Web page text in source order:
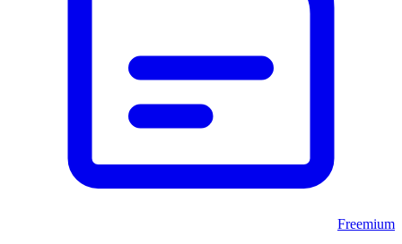
Freemium